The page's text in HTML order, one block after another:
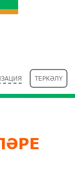
ТЕРКӘЛҮ